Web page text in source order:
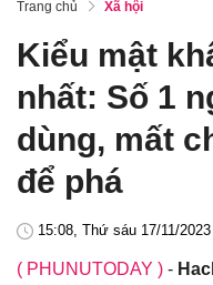
Trang chủ Xã hội
Kiểu mật
nhất: Số 1
dùng, mất
để phá
15:08, Thứ sáu 17/11/2023
( PHUNUTODAY ) -